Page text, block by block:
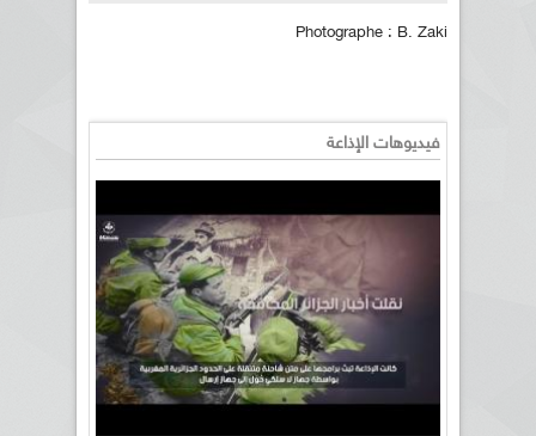
Photographe : B. Zaki
فيديوهات الإذاعة